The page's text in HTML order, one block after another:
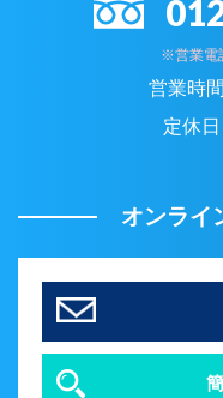
※営業電
営業時間
定休日
オンライ